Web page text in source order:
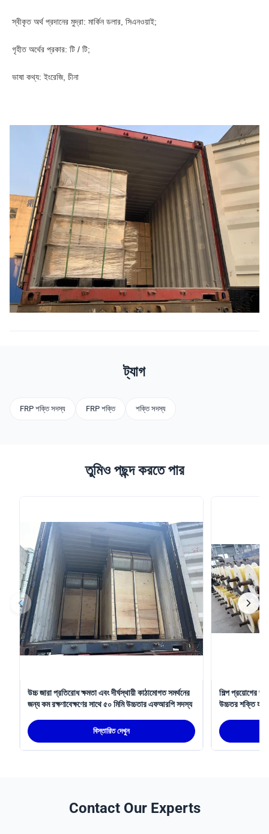
স্বীকৃত অর্থ প্রদানের মুদ্রা: মার্কিন ডলার, সিএনওয়াই;
গৃহীত অর্থের প্রকার: টি / টি;
ভাষা কথ্য: ইংরেজি, চীনা
ট্যাগ
FRP শক্তি সদস্য FRP শক্তি শক্তি সদস্য
তুমিও পছন্দ করতে পার
উচ্চ জারা প্রতিরোধ ক্ষমতা এবং দীর্ঘস্থায়ী কাঠামোগত সমর্থনের
জন্য কম রক্ষণাবেক্ষণের সাথে ৫০ মিমি উচ্চতার এফআরপি সদস্য
বিস্তারিত দেখুন
শিল্প প্রয়োগের
উচ্চতর শক্তি
Contact Our Experts